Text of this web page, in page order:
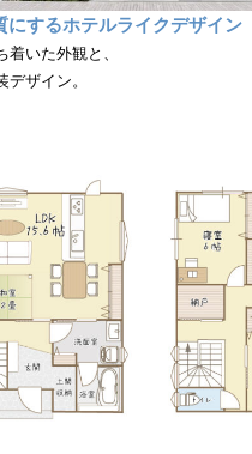
にするホテルライクデザイン
着いた外観と、
デザイン。